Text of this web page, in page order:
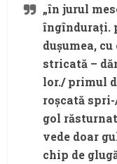
„în jurul
îngîndurați.
dușumea,
stricată –
lor./ primul
roșcată
gol
vede doar
chip de